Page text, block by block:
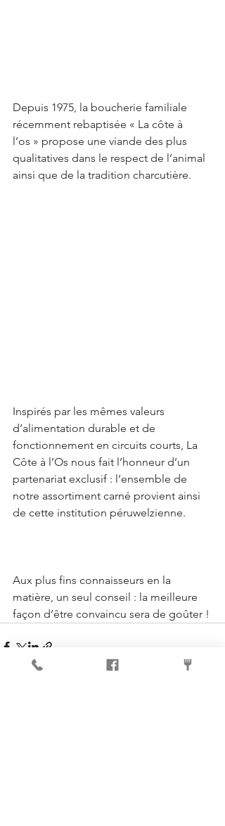
Depuis 1975, la boucherie familiale
récemment rebaptisée « La côte à
l’os » propose une viande des plus
qualitatives dans le respect de l’animal
ainsi que de la tradition charcutière.
Inspirés par les mêmes valeurs
d’alimentation durable et de
fonctionnement en circuits courts, La
Côte à l’Os nous fait l’honneur d’un
partenariat exclusif : l’ensemble de
notre assortiment carné provient ainsi
de cette institution péruwelzienne.
Aux plus fins connaisseurs en la
matière, un seul conseil : la meilleure
façon d’être convaincu sera de goûter !